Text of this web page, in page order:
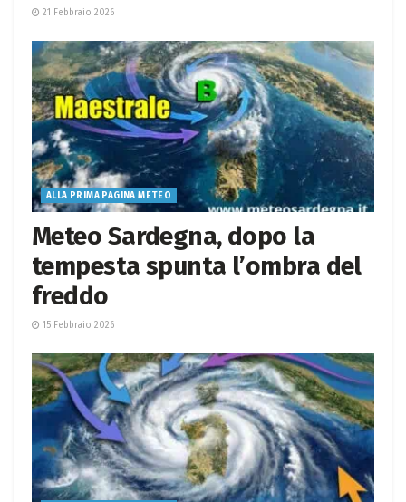
21 Febbraio 2026
ALLA PRIMA PAGINA METEO
Meteo Sardegna, dopo la
tempesta spunta l’ombra del
freddo
15 Febbraio 2026